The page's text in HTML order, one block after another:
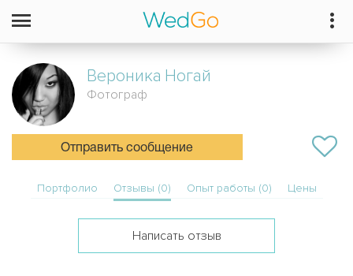
Вероника Ногай
Фотограф
Отправить сообщение
Портфолио Отзывы (0) Опыт работы (0) Цены
Написать отзыв